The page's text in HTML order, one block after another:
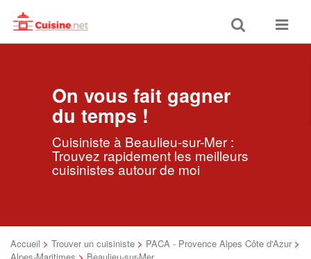
Toggle
search
Toggle
On vous fait gagner
du temps !
Cuisiniste à Beaulieu-sur-Mer :
Trouvez rapidement les meilleurs
cuisinistes autour de moi
Accueil > Trouver un cuisiniste > PACA - Provence Alpes Côte d'Azur >